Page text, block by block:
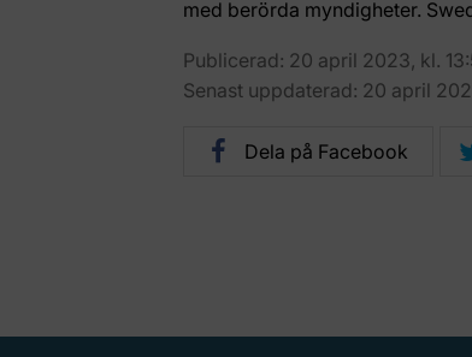
med berörda myndigheter.
Publicerad: 20 april 2023, kl.
Senast uppdaterad: 20 april
Dela på Facebook